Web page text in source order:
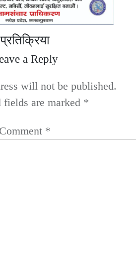
प्रतिक्रिया
a Reply
will not be published.
fields are marked *
Comment *